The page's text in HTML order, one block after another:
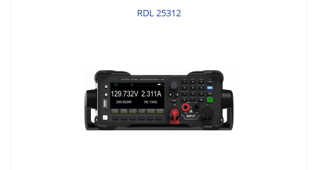
RDL 25312